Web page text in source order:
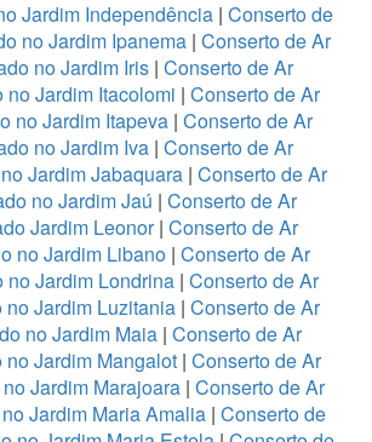
Jardim Independência| Conserto de
no Jardim Ipanema| Conserto de Ar
no Jardim Iris | Conserto de Ar
Jardim Itacolomi | Conserto de Ar
no Jardim Itapeva| Conserto de Ar
no Jardim Iva | Conserto de Ar
Jardim Jabaquara| Conserto de Ar
no Jardim Jaú | Conserto de Ar
Jardim Leonor| Conserto de Ar
no Jardim Libano | Conserto de Ar
Jardim Londrina | Conserto de Ar
Jardim Luzitania | Conserto de Ar
no Jardim Maia | Conserto de Ar
Jardim Mangalot| Conserto de Ar
Jardim Marajoara| Conserto de Ar
Jardim Maria Amalia| Conserto de